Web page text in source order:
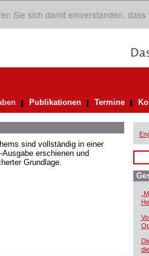
Sie sich damit einverstanden, dass
Publikationen Termine
sind vollständig in einer
erschienen und
Grundlage.